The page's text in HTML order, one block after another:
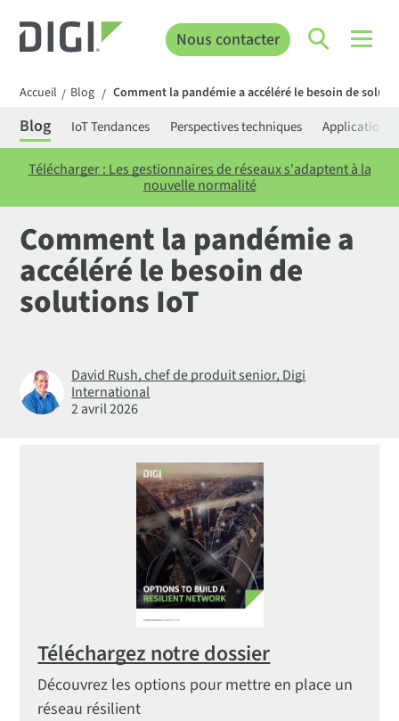
Nous contacter
Accueil / Blog / Comment la pandémie a accéléré le besoin de
Blog IoT Tendances Perspectives techniques Applications
Télécharger : Les gestionnaires de réseaux s'adaptent à la
nouvelle normalité
Comment la pandémie a
accéléré le besoin de
solutions IoT
David Rush, chef de produit senior, Digi
International
2 avril 2026
Téléchargez notre dossier
Découvrez les options pour mettre en place un
réseau résilient